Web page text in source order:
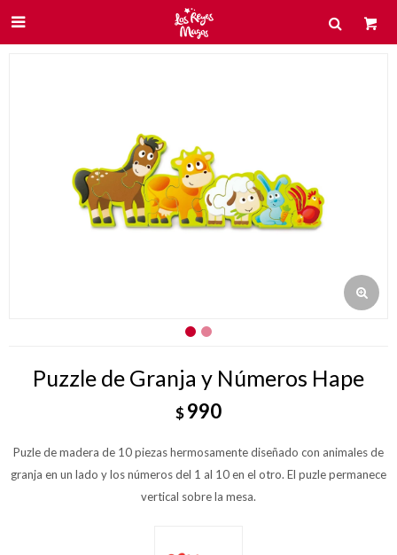

Puzzle de Granja y Números Hape
$990
Puzle de madera de 10 piezas hermosamente diseñado con animales de
granja en un lado y los números del 1 al 10 en el otro. El puzle permanece
vertical sobre la mesa.